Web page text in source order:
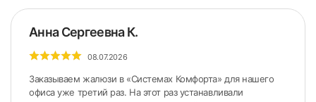
Анна Сергеевна К.
08.07.2026
Заказываем жалюзи в «Системах Комфорта» для нашего
офиса уже третий раз. На этот раз устанавливали